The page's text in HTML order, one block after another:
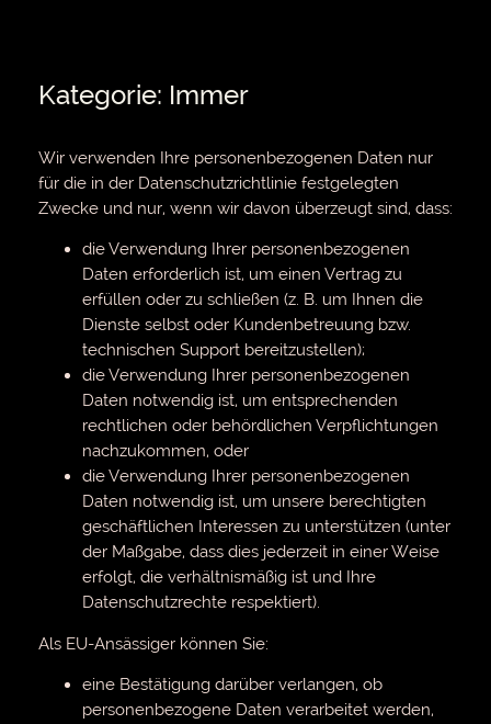
Kategorie: Immer
Wir verwenden Ihre personenbezogenen Daten nur
für die in der Datenschutzrichtlinie festgelegten
Zwecke und nur, wenn wir davon überzeugt sind, dass:
die Verwendung Ihrer personenbezogenen
Daten erforderlich ist, um einen Vertrag zu
erfüllen oder zu schließen (z. B. um Ihnen die
Dienste selbst oder Kundenbetreuung bzw.
technischen Support bereitzustellen);
die Verwendung Ihrer personenbezogenen
Daten notwendig ist, um entsprechenden
rechtlichen oder behördlichen Verpflichtungen
nachzukommen, oder
die Verwendung Ihrer personenbezogenen
Daten notwendig ist, um unsere berechtigten
geschäftlichen Interessen zu unterstützen (unter
der Maßgabe, dass dies jederzeit in einer Weise
erfolgt, die verhältnismäßig ist und Ihre
Datenschutzrechte respektiert).
Als EU-Ansässiger können Sie:
eine Bestätigung darüber verlangen, ob
personenbezogene Daten verarbeitet werden,